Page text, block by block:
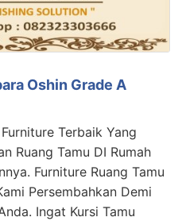
Oshin Grade A
Terbaik Yang
Ruang Tamu DI Rumah
Furniture Ruang Tamu
Persembahkan Demi
Ingat Kursi Tamu